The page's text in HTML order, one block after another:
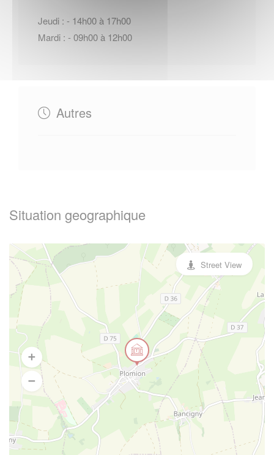
Jeudi : - 14h00 à 17h00
Mardi : - 09h00 à 12h00
Autres
Situation geographique
Street View